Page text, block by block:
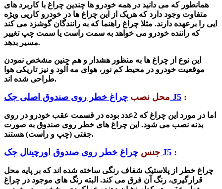
همانطور که می دانید در همه خودرو ها چندین چراغ با کاربرد های
متفاوت وجود دارد که هریک از این چراغ ها در خودرو کاریی ویژه
ایی را برعهده دارند. مثلا چراغ راهنما که به رانندگان گوشزد می کند
که راننده خودرو می خواهد به سمت راست یا سمت چپ تغییر
مسیر بدهد.
این نوع از چراغ ها به منظور هشدار و هم چنین مشخص نمودن
موقعیت خودرو در محیط کم نور، هوای مه آلود و نیز تاریکی هوا
طراحی شده اند.
محل نصب چراغ خطر روی صندوق اصلی جک J5 :
اما در مورد این چراغ که 2عدد بوده در قسمت عقب خودرو در روی
بدنه نصب می شود. این چراغ های خطر روی صندوق به صورت
جفتی (چپ و راست) هستند.
جنس چراغ خطر روی صندوق اورچینال جک J5 :
چراغ خطر از پلاستیک شفاف رنگی ساخته شده اند که بر پایه محل
قرارگیری، رنگ آن فرق می کند. البته رنگ های موجود در چراغ